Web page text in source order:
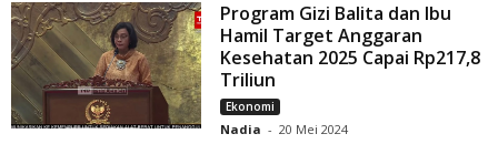
Program Gizi Balita dan Ibu
Hamil Target Anggaran
Kesehatan 2025 Capai Rp217,8
Triliun
Ekonomi
Nadia - 20 Mei 2024